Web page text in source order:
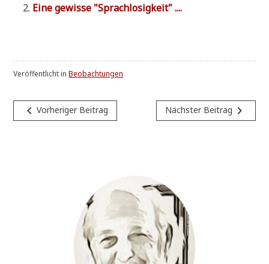
Eine gewis­se "Sprach­lo­sig­keit" ....
Veröffentlicht inBeobachtungen
Beitragsnavigation
navigate_beforeVorheriger Beitrag Nächster Beitrag navigate_next